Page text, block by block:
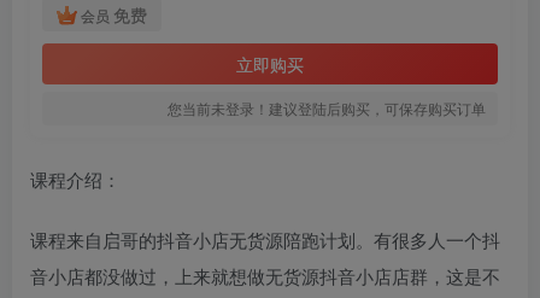
会员 免费
立即购买
您当前未登录！建议登陆后购买，可保存购买订单
课程介绍：
课程来自启哥的抖音小店无货源陪跑计划。有很多人一个抖
音小店都没做过，上来就想做无货源抖音小店店群，这是不